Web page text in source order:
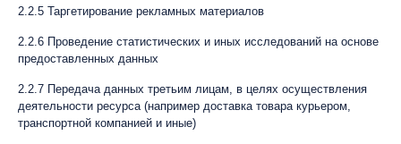
2.2.5 Таргетирование рекламных материалов
2.2.6 Проведение статистических и иных исследований на основе
предоставленных данных
2.2.7 Передача данных третьим лицам, в целях осуществления
деятельности ресурса (например доставка товара курьером,
транспортной компанией и иные)